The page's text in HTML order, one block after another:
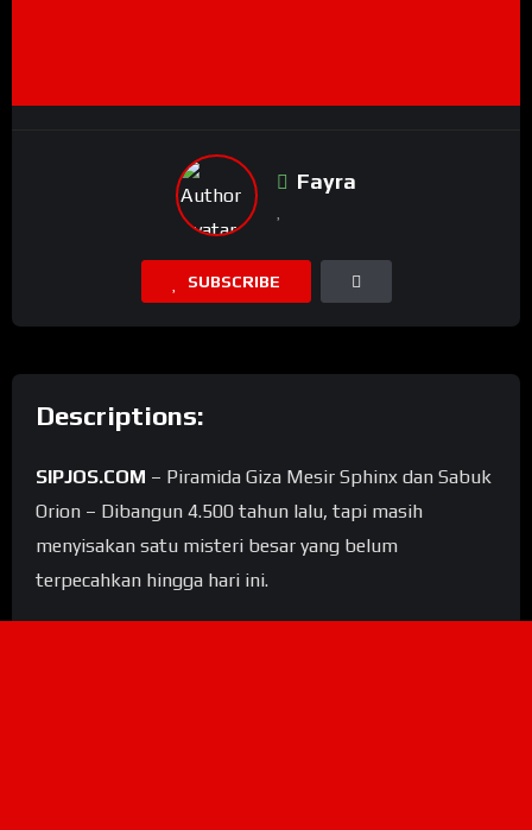
Fayra
SUBSCRIBE
Descriptions:
SIPJOS.COM – Piramida Giza Mesir Sphinx dan Sabuk
Orion – Dibangun 4.500 tahun lalu, tapi masih
menyisakan satu misteri besar yang belum
terpecahkan hingga hari ini.